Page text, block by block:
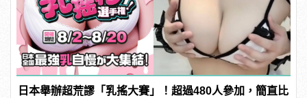
日本舉辦超荒謬「乳搖大賽」！超過480人參加，簡直比